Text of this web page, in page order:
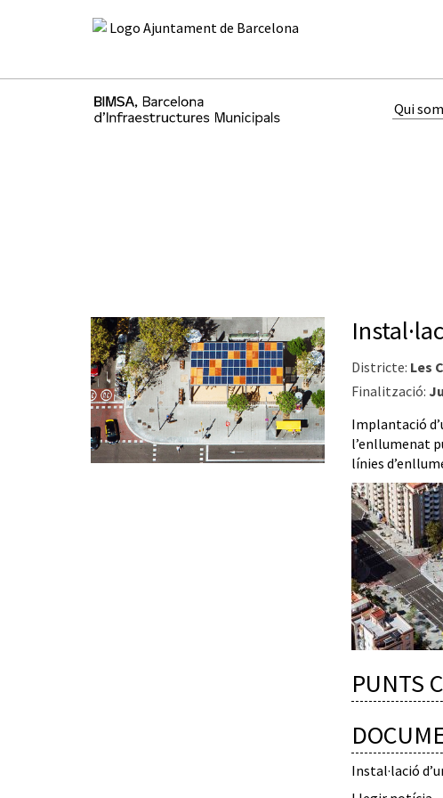
Qui som
Districte: Les
Finalització:
Implantació
l’enllumenat
línies
PUNTS
Instal·lació